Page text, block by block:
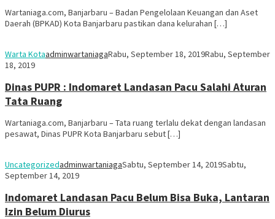
Wartaniaga.com, Banjarbaru – Badan Pengelolaan Keuangan dan Aset
Daerah (BPKAD) Kota Banjarbaru pastikan dana kelurahan […]
Warta KotaadminwartaniagaRabu, September 18, 2019Rabu, September
18, 2019
Dinas PUPR : Indomaret Landasan Pacu Salahi Aturan
Tata Ruang
Wartaniaga.com, Banjarbaru – Tata ruang terlalu dekat dengan landasan
pesawat, Dinas PUPR Kota Banjarbaru sebut […]
UncategorizedadminwartaniagaSabtu, September 14, 2019Sabtu,
September 14, 2019
Indomaret Landasan Pacu Belum Bisa Buka, Lantaran
Izin Belum Diurus